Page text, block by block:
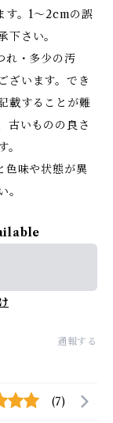
す。1～2cmの誤
下さい。
れ・多少の汚
ざいます。でき
載することが難
古いものの良さ
色味や状態が異
。
通報する
(7)